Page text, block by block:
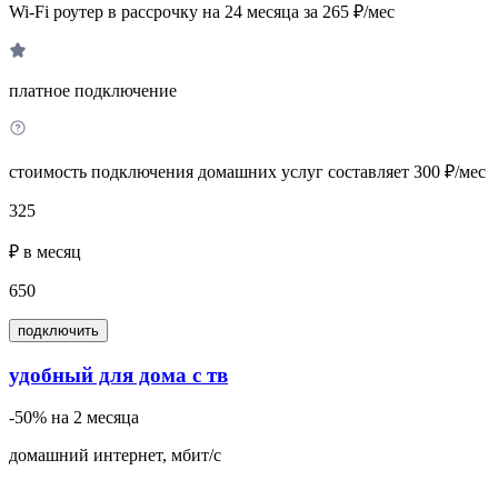
Wi-Fi роутер в рассрочку на 24 месяца за 265 ₽/мес
платное подключение
стоимость подключения домашних услуг составляет 300 ₽/мес
325
₽ в месяц
650
подключить
удобный для дома с тв
-50% на 2 месяца
домашний интернет, мбит/с